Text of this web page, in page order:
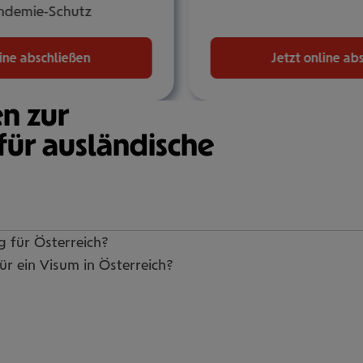
Schutz
abschließen Jetzt online
zur
ausländische
für Öster­reich?
ein Visum in Öster­reich?